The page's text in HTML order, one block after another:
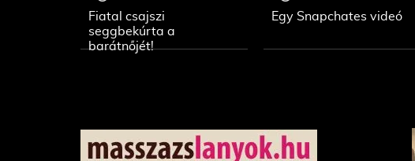
Fiatal csajszi
seggbekúrta a
barátnőjét!
Egy Snapchates videó